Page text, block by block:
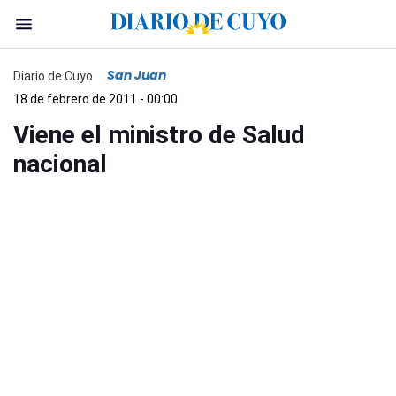
Diario de Cuyo San Juan
18 de febrero de 2011 - 00:00
Viene el ministro de Salud
nacional